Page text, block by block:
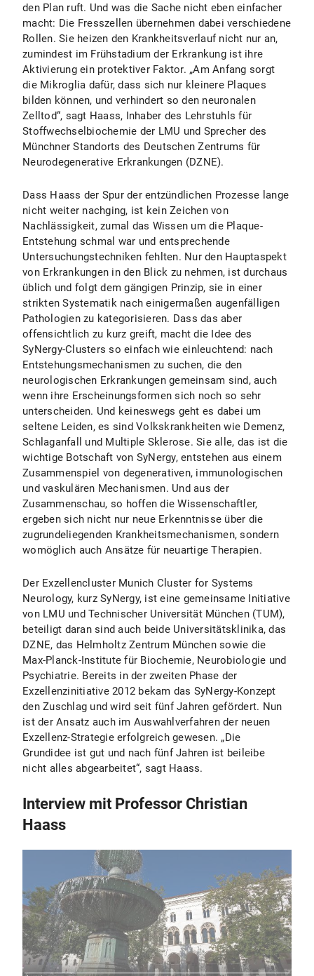
den Plan ruft. Und was die Sache nicht eben einfacher
macht: Die Fresszellen übernehmen dabei verschiedene
Rollen. Sie heizen den Krankheitsverlauf nicht nur an,
zumindest im Frühstadium der Erkrankung ist ihre
Aktivierung ein protektiver Faktor. „Am Anfang sorgt
die Mikroglia dafür, dass sich nur kleinere Plaques
bilden können, und verhindert so den neuronalen
Zelltod“, sagt Haass, Inhaber des Lehrstuhls für
Stoffwechselbiochemie der LMU und Sprecher des
Münchner Standorts des Deutschen Zentrums für
Neurodegenerative Erkrankungen (DZNE).
Dass Haass der Spur der entzündlichen Prozesse lange
nicht weiter nachging, ist kein Zeichen von
Nachlässigkeit, zumal das Wissen um die Plaque-
Entstehung schmal war und entsprechende
Untersuchungstechniken fehlten. Nur den Hauptaspekt
von Erkrankungen in den Blick zu nehmen, ist durchaus
üblich und folgt dem gängigen Prinzip, sie in einer
strikten Systematik nach einigermaßen augenfälligen
Pathologien zu kategorisieren. Dass das aber
offensichtlich zu kurz greift, macht die Idee des
SyNergy-Clusters so einfach wie einleuchtend: nach
Entstehungsmechanismen zu suchen, die den
neurologischen Erkrankungen gemeinsam sind, auch
wenn ihre Erscheinungsformen sich noch so sehr
unterscheiden. Und keineswegs geht es dabei um
seltene Leiden, es sind Volkskrankheiten wie Demenz,
Schlaganfall und Multiple Sklerose. Sie alle, das ist die
wichtige Botschaft von SyNergy, entstehen aus einem
Zusammenspiel von degenerativen, immunologischen
und vaskulären Mechanismen. Und aus der
Zusammenschau, so hoffen die Wissenschaftler,
ergeben sich nicht nur neue Erkenntnisse über die
zugrundeliegenden Krankheitsmechanismen, sondern
womöglich auch Ansätze für neuartige Therapien.
Der Exzellencluster Munich Cluster for Systems
Neurology, kurz SyNergy, ist eine gemeinsame Initiative
von LMU und Technischer Universität München (TUM),
beteiligt daran sind auch beide Universitätsklinika, das
DZNE, das Helmholtz Zentrum München sowie die
Max-Planck-Institute für Biochemie, Neurobiologie und
Psychiatrie. Bereits in der zweiten Phase der
Exzellenzinitiative 2012 bekam das SyNergy-Konzept
den Zuschlag und wird seit fünf Jahren gefördert. Nun
ist der Ansatz auch im Auswahlverfahren der neuen
Exzellenz-Strategie erfolgreich gewesen. „Die
Grundidee ist gut und nach fünf Jahren ist beileibe
nicht alles abgearbeitet“, sagt Haass.
Interview mit Professor Christian
Haass